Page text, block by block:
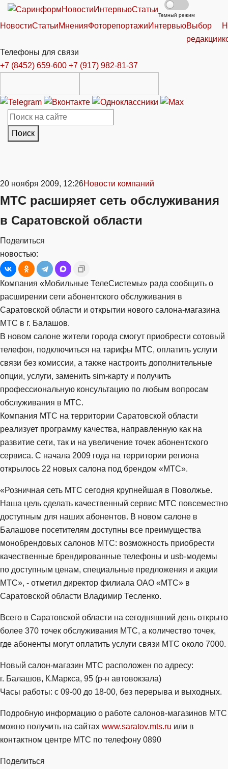
НовостиИнтервьюСтатьи
Темный режим
НовостиСтатьиМненияФоторепортажиИнтервьюВыбор
редакции
Телефоны для связи
+7 (8452) 659-600 +7 (917) 982-81-37
Поиск
20 ноября 2009, 12:26Новости компаний
МТС расширяет сеть обслуживания
в Саратовской области
Поделиться
новостью:
Компания «Мобильные ТелеСистемы» рада сообщить о
расширении сети абонентского обслуживания в
Саратовской области и открытии нового салона-магазина
МТС в г. Балашов.
В новом салоне жители города смогут приобрести сотовый
телефон, подключиться на тарифы МТС, оплатить услуги
связи без комиссии, а также настроить дополнительные
опции, услуги, заменить sim-карту и получить
профессиональную консультацию по любым вопросам
обслуживания в МТС.
Компания МТС на территории Саратовской области
реализует программу качества, направленную как на
развитие сети, так и на увеличение точек абонентского
сервиса. С начала 2009 года на территории региона
открылось 22 новых салона под брендом «МТС».
«Розничная сеть МТС сегодня крупнейшая в Поволжье.
Наша цель сделать качественный сервис МТС повсеместно
доступным для наших абонентов. В новом салоне в
Балашове посетителям доступны все преимущества
монобрендовых салонов МТС: возможность приобрести
качественные брендированные телефоны и usb-модемы
по доступным ценам, специальные предложения и акции
МТС», - отметил директор филиала ОАО «МТС» в
Саратовской области Владимир Тесленко.
Всего в Саратовской области на сегодняшний день открыто
более 370 точек обслуживания МТС, а количество точек,
где абоненты могут оплатить услуги связи МТС около 7000.
Новый салон-магазин МТС расположен по адресу:
г. Балашов, К.Маркса, 95 (р-н автовокзала)
Часы работы: с 09-00 до 18-00, без перерыва и выходных.
Подробную информацию о работе салонов-магазинов МТС
можно получить на сайтах www.saratov.mts.ru или в
контактном центре МТС по телефону 0890
Поделиться